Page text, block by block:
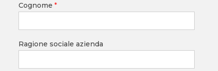
Cognome *
Ragione sociale azienda